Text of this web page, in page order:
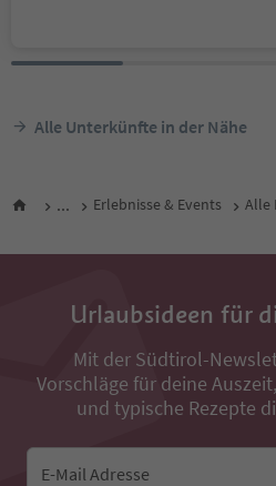
Alle Unterkünfte in der Nähe
... Erlebnisse & Events Alle
Urlaubsideen für
Mit der Südtirol-
Vorschläge für deine
und typische Rezepte
E-Mail Adresse